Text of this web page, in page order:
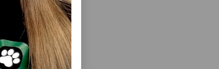
VƏ
#7311
LƏZZƏT TRIXIE TOYUQ DADI ILƏ - ITLƏR
ÜÇÜN IŞTAHAAÇAN QƏLYANALTI 317071